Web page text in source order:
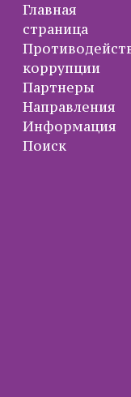
Главная
страница
коррупции
Партнеры
Направления
Информация
Поиск